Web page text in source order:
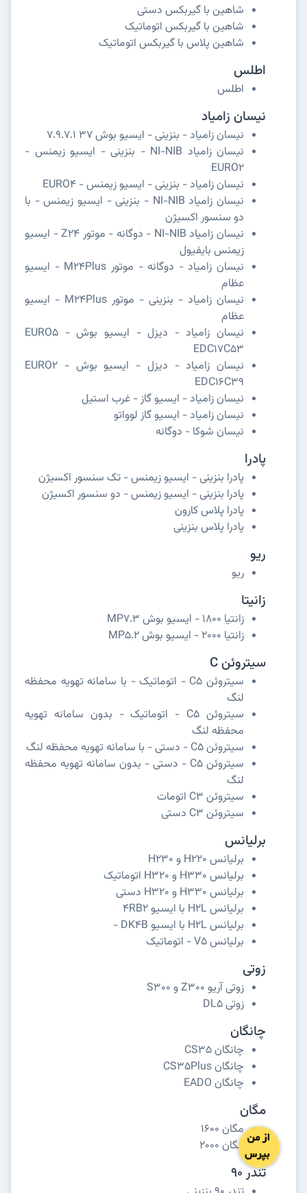
شاهین با گیربکس دستی
شاهین با گیربکس اتوماتیک
شاهین پلاس با گیربکس اتوماتیک
اطلس
اطلس
نیسان زامیاد
نیسان زامیاد - بنزینی - ایسیو بوش 37 7.9.7.1
نیسان زامیاد NI-NIB - بنزینی - ایسیو زیمنس -
EURO2
نیسان زامیاد - بنزینی - ایسیو زیمنس - EURO4
نیسان زامیاد NI-NIB - بنزینی - ایسیو زیمنس - با
دو سنسور اکسیژن
نیسان زامیاد NI-NIB - دوگانه - موتور Z24 - ایسیو
زیمنس بایفیول
نیسان زامیاد - دوگانه - موتور M24Plus - ایسیو
عظام
نیسان زامیاد - بنزینی - موتور M24Plus - ایسیو
عظام
نیسان زامیاد - دیزل - ایسیو بوش EURO5 -
EDC17C53
نیسان زامیاد - دیزل - ایسیو بوش EURO2 -
EDC16C39
نیسان زامیاد - ایسیو گاز - غرب استیل
نیسان زامیاد - ایسیو گاز لوواتو
نیسان شوکا - دوگانه
پادرا
پادرا بنزینی - ایسیو زیمنس - تک سنسور اکسیژن
پادرا بنزینی - ایسیو زیمنس - دو سنسور اکسیژن
پادرا پلاس کارون
پادرا پلاس بنزینی
ریو
ریو
زانیتا
زانتیا 1800 - ایسیو بوش MP7.3
زانتیا 2000 - ایسیو بوش MP5.2
سیتروئن C
سیتروئن C5 - اتوماتیک - با سامانه تهویه محفظه
لنگ
سیتروئن C5 - اتوماتیک - بدون سامانه تهویه
محفظه لنگ
سیتروئن C5 - دستی - با سامانه تهویه محفظه لنگ
سیتروئن C5 - دستی - بدون سامانه تهویه محفظه
لنگ
سیتروئن C3 اتومات
سیتروئن C3 دستی
برلیانس
برلیانس H220 و H230
برلیانس H330 و H320 اتوماتیک
برلیانس H330 و H320 دستی
برلیانس H2L با ایسیو 4RB2
برلیانس H2L با ایسیو DK4B -
برلیانس V5 - اتوماتیک
زوتی
زوتی آریو Z300 و S300
زوتی DL5
چانگان
چانگان CS35
چانگان CS35Plus
چانگان EADO
مگان
مگان 1600
مگان 2000
تندر 90